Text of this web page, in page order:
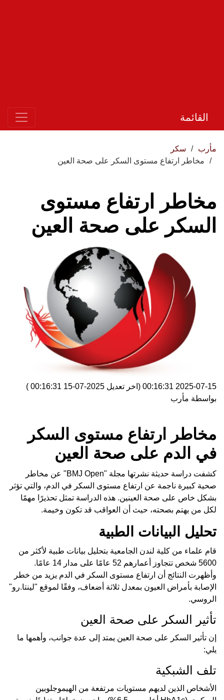
القائمة
مأرب
سكر
مخاطر ارتفاع مستوى السكر على صحة العين
مخاطر ارتفاع مستوى
السكر على صحة العين
2025-07-15 00:16:31 (اخر تعديل 2025-07-15 00:16:31
)
بواسطة مأرب
مخاطر ارتفاع مستوى السكر
في الدم على صحة العين
كشفت دراسة حديثة نشرتها مجلة "BMJ Open" عن مخاطر
صحية كبيرة ناجمة عن ارتفاع مستوى السكر في الدم، والتي تؤثر
بشكل خاص على صحة العينين. هذه الدراسة تمثل تحذيرًا مهمًا
لكل من يهتم بصحته، حيث أن العواقب قد تكون وخيمة.
تحليل البيانات الطبية
قام علماء من كلية لندن الجامعية بتحليل بيانات طبية لأكثر من
5600 شخص تتجاوز أعمارهم 52 عامًا على مدار 14 عامًا.
وأظهرت النتائج أن ارتفاع مستوى السكر في الدم يزيد من خطر
الإصابة بأمراض العيون بمعدل ثلاثة أضعاف، وفقًا لموقع "لينتا.رو"
الروسي.
تأثير السكر على صحة العين
إن تأثير السكر على صحة العين يمتد إلى عدة جوانب، وأهمها ما
يلي:
تلف الشبكية
الأشخاص الذين لديهم مستويات مرتفعة من الهيموجلوبين